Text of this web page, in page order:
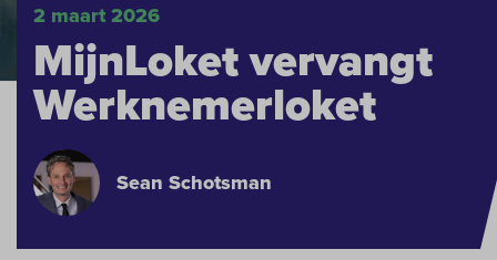
2 maart 2026
MijnLoket vervangt
Werknemerloket
Sean Schotsman